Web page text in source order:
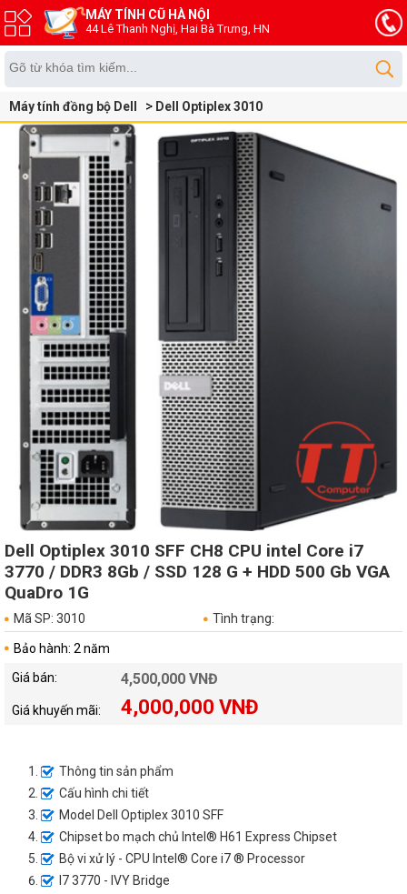
MÁY TÍNH CŨ HÀ NỘI
44 Lê Thanh Nghị, Hai Bà Trưng, HN
Máy tính đồng bộ Dell Dell Optiplex 3010
Dell Optiplex 3010 SFF CH8 CPU intel Core i7
3770 / DDR3 8Gb / SSD 128 G + HDD 500 Gb VGA
QuaDro 1G
Mã SP: 3010 Tình trạng:
Bảo hành: 2 năm
Giá bán:
4,500,000 VNĐ
Giá khuyến mãi: 4,000,000 VNĐ
Thông tin sản phẩm
Cấu hình chi tiết
Model Dell Optiplex 3010 SFF
Chipset bo mạch chủ Intel® H61 Express Chipset
Bộ vi xử lý - CPU Intel® Core i7 ® Processor
I7 3770 - IVY Bridge